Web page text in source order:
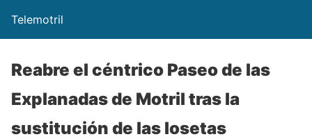
Telemotril
Reabre el céntrico Paseo de las
Explanadas de Motril tras la
sustitución de las losetas